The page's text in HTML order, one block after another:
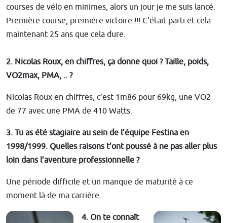
courses de vélo en minimes, alors un jour je me suis lancé.
Première course, première victoire !!! C’était parti et cela
maintenant 25 ans que cela dure.
2. Nicolas Roux, en chiffres, ça donne quoi ? Taille, poids,
VO2max, PMA, .. ?
Nicolas Roux en chiffres, c’est 1m86 pour 69kg, une VO2
de 77 avec une PMA de 410 Watts.
3. Tu as été stagiaire au sein de l’équipe Festina en
1998/1999. Quelles raisons t’ont poussé à ne pas aller plus
loin dans l’aventure professionnelle ?
Une période difficile et un manque de maturité à ce
moment là de ma carrière.
4. On te connaît